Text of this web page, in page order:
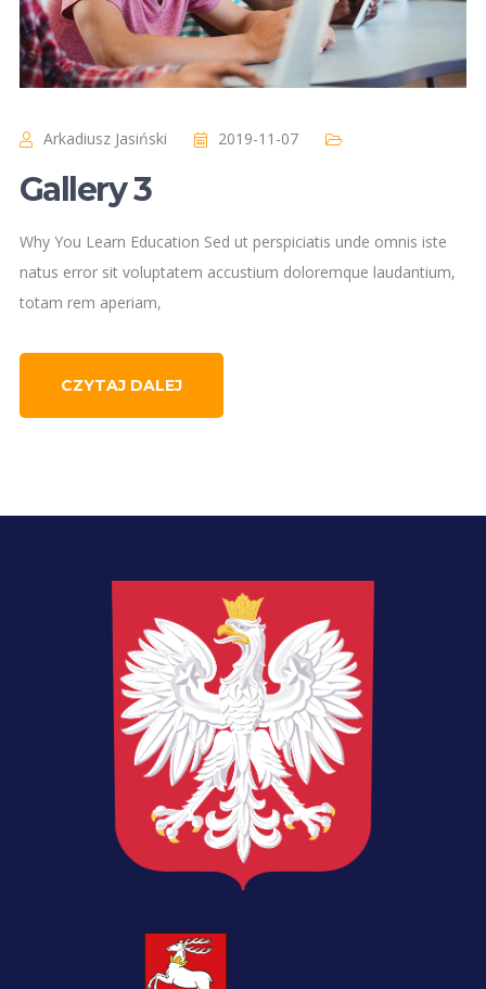
Arkadiusz Jasiński 2019-11-07
Gallery 3
Why You Learn Education Sed ut perspiciatis unde omnis iste
natus error sit voluptatem accustium doloremque laudantium,
totam rem aperiam,
CZYTAJ DALEJ